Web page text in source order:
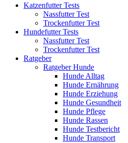
Katzenfutter Tests
Nassfutter Test
Trockenfutter Test
Hundefutter Tests
Nassfutter Test
Trockenfutter Test
Ratgeber
Ratgeber Hunde
Hunde Alltag
Hunde Ernährung
Hunde Erziehung
Hunde Gesundheit
Hunde Pflege
Hunde Rassen
Hunde Testbericht
Hunde Transport